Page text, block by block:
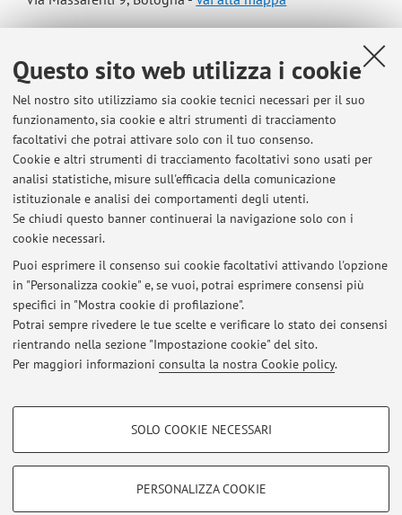
Questo sito web utilizza i cookie
Nel nostro sito utilizziamo sia cookie tecnici necessari per il suo
funzionamento, sia cookie e altri strumenti di tracciamento
facoltativi che potrai attivare solo con il tuo consenso.
Cookie e altri strumenti di tracciamento facoltativi sono usati per
analisi statistiche, misure sull'efficacia della comunicazione
istituzionale e analisi dei comportamenti degli utenti.
Se chiudi questo banner continuerai la navigazione solo con i
cookie necessari.
Puoi esprimere il consenso sui cookie facoltativi attivando l'opzione
in "Personalizza cookie" e, se vuoi, potrai esprimere consensi più
specifici in "Mostra cookie di profilazione".
Potrai sempre rivedere le tue scelte e verificare lo stato dei consensi
rientrando nella sezione "Impostazione cookie" del sito.
Per maggiori informazioni consulta la nostra Cookie policy.
COOKIE DI PROFILAZIONE - FACOLTATIVI
SOLO COOKIE NECESSARI
PERSONALIZZA COOKIE
Risorse in rete
ORCID
Orario di ricevimento
Martedì ore 10-11; è gradito un contatto per e-mail.
Ultimi avvisi
Al momento non sono presenti avvisi.
Area riservata
Accedi tramiteloginper gestire tutti i contenuti del sito.